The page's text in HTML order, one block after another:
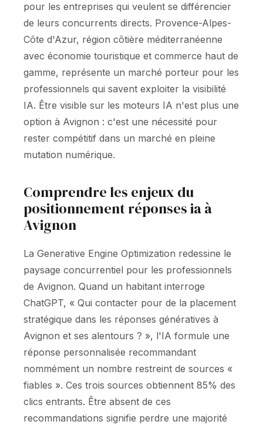
pour les entreprises qui veulent se différencier
de leurs concurrents directs. Provence-Alpes-
Côte d'Azur, région côtière méditerranéenne
avec économie touristique et commerce haut de
gamme, représente un marché porteur pour les
professionnels qui savent exploiter la visibilité
IA. Être visible sur les moteurs IA n'est plus une
option à Avignon : c'est une nécessité pour
rester compétitif dans un marché en pleine
mutation numérique.
Comprendre les enjeux du
positionnement réponses ia à
Avignon
La Generative Engine Optimization redessine le
paysage concurrentiel pour les professionnels
de Avignon. Quand un habitant interroge
ChatGPT, « Qui contacter pour de la placement
stratégique dans les réponses génératives à
Avignon et ses alentours ? », l'IA formule une
réponse personnalisée recommandant
nommément un nombre restreint de sources «
fiables ». Ces trois sources obtiennent 85% des
clics entrants. Être absent de ces
recommandations signifie perdre une majorité